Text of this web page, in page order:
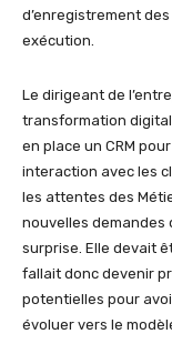
d’enregistrement
exécution.
Le dirigeant de
transformation
en place un CRM
interaction avec les
les attentes des
nouvelles demandes
surprise. Elle devait
fallait donc devenir
potentielles pour
évoluer vers le